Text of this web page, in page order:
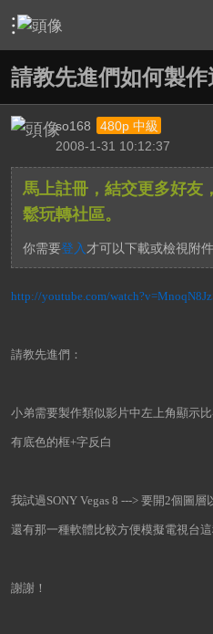
› 影片創作區 › 剪接軟硬體討
請教先進們如何製作
so168
480p 中級
2008-1-31 10:12:37
馬上註冊，結交更多好友
鬆玩轉社區。
你需要登入 才可以下載或檢視附
http://youtube.com/
請教先進們：
小弟需要製作類似影片中左上角顯示
有底色的框+字反白
我試過SONY Vegas 8 ---> 要開2個圖
還有那一種軟體比較方便模擬電視台這
謝謝！